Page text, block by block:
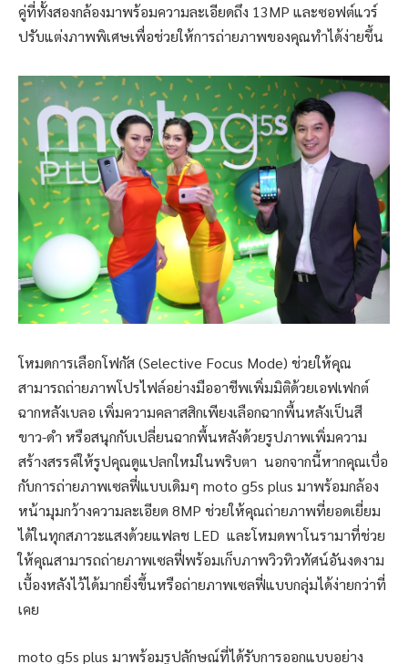
คู่ที่ทั้งสองกล้องมาพร้อมความละเอียดถึง 13MP และซอฟต์แวร์
ปรับแต่งภาพพิเศษเพื่อช่วยให้การถ่ายภาพของคุณทำได้ง่ายขึ้น
โหมดการเลือกโฟกัส (Selective Focus Mode) ช่วยให้คุณ
สามารถถ่ายภาพโปรไฟล์อย่างมืออาชีพเพิ่มมิติด้วยเอฟเฟกต์
ฉากหลังเบลอ เพิ่มความคลาสสิกเพียงเลือกฉากพื้นหลังเป็นสี
ขาว-ดำ หรือสนุกกับเปลี่ยนฉากพื้นหลังด้วยรูปภาพเพิ่มความ
สร้างสรรค์ให้รูปคุณดูแปลกใหม่ในพริบตา นอกจากนี้หากคุณเบื่อ
กับการถ่ายภาพเซลฟี่แบบเดิมๆ moto g5s plus มาพร้อมกล้อง
หน้ามุมกว้างความละเอียด 8MP ช่วยให้คุณถ่ายภาพที่ยอดเยี่ยม
ได้ในทุกสภาวะแสงด้วยแฟลช LED และโหมดพาโนรามาที่ช่วย
ให้คุณสามารถถ่ายภาพเซลฟี่พร้อมเก็บภาพวิวทิวทัศน์อันงดงาม
เบื้องหลังไว้ได้มากยิ่งขึ้นหรือถ่ายภาพเซลฟี่แบบกลุ่มได้ง่ายกว่าที่
เคย
moto g5s plus มาพร้อมรูปลักษณ์ที่ได้รับการออกแบบอย่าง